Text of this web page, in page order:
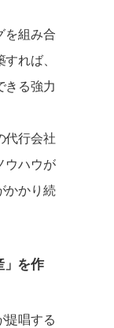
を組み合
れば、
きる強力
代行会社
ウハウが
かかり続
」を作
提唱する